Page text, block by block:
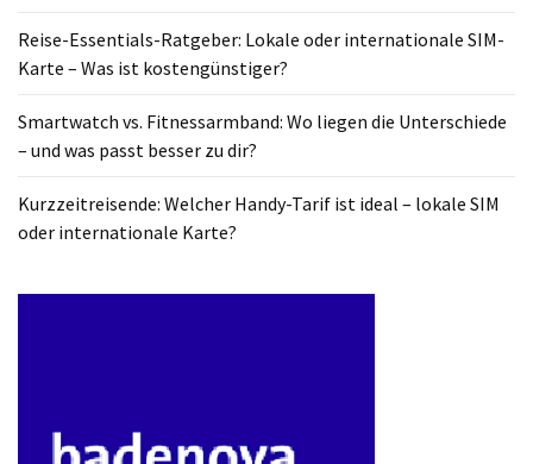
Reise-Essentials-Ratgeber: Lokale oder internationale SIM-
Karte – Was ist kostengünstiger?
Smartwatch vs. Fitnessarmband: Wo liegen die Unterschiede
– und was passt besser zu dir?
Kurzzeitreisende: Welcher Handy-Tarif ist ideal – lokale SIM
oder internationale Karte?